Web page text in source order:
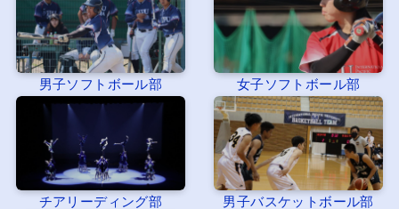
男子ソフトボール部 女子ソフトボール部
チアリーディング部 男子バスケットボール部